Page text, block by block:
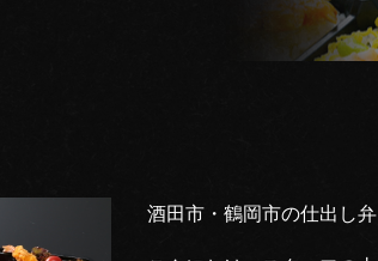
酒田市・鶴岡市の仕出